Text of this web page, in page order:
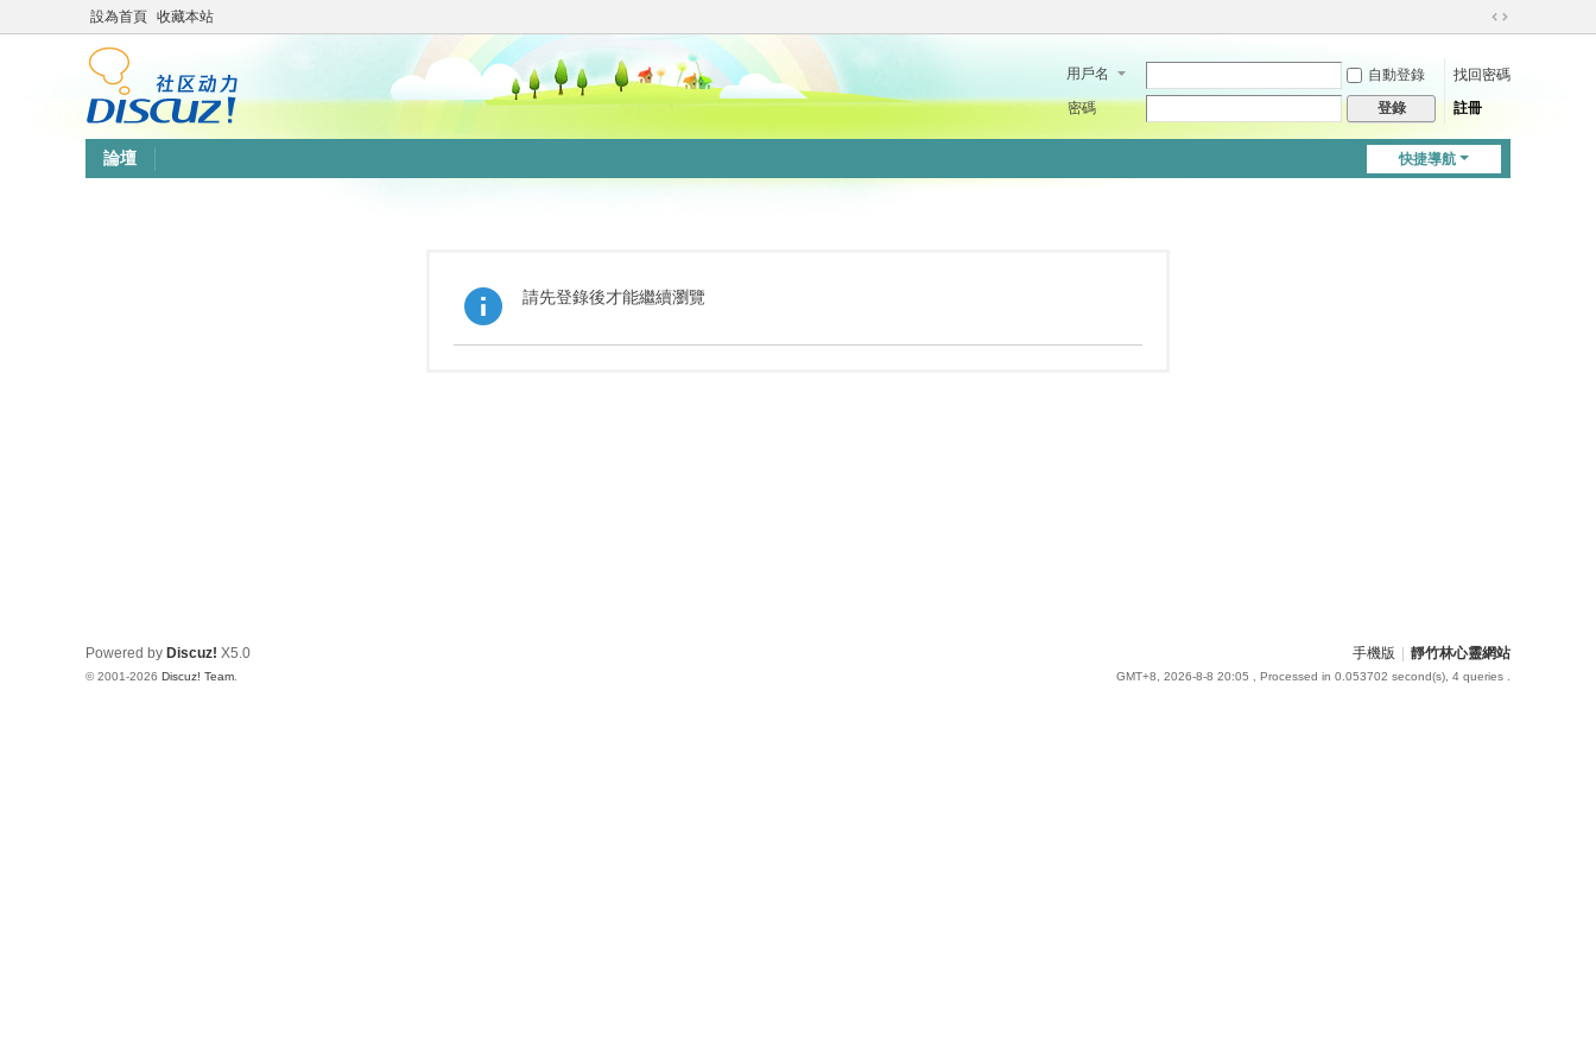
設為首頁 收藏本站
切
到
用戶名 自動登錄
找回密碼
密碼
登錄 註冊
快捷導航
論壇
請先登錄後才能繼續瀏覽
手機版 靜竹林心靈網站
GMT+8, 2026-8-8 20:05 , Processed in 0.053702 second(s), 4 queries .
Powered by Discuz! X5.0
© 2001-2026 Discuz! Team